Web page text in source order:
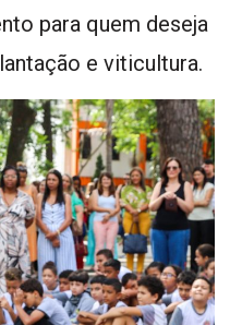
para quem deseja
e viticultura.